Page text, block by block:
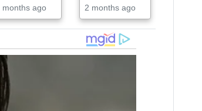
months ago 2 months ago